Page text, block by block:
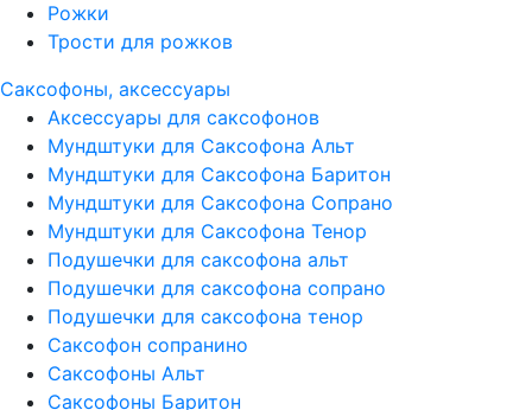
Рожки
Трости для рожков
Саксофоны, аксессуары
Аксессуары для саксофонов
Мундштуки для Саксофона Альт
Мундштуки для Саксофона Баритон
Мундштуки для Саксофона Сопрано
Мундштуки для Саксофона Тенор
Подушечки для саксофона альт
Подушечки для саксофона сопрано
Подушечки для саксофона тенор
Саксофон сопранино
Саксофоны Альт
Саксофоны Баритон